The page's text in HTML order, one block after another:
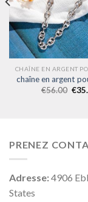
chaîne en argent
€56.00 €
PRENEZ
Adresse:4906
States